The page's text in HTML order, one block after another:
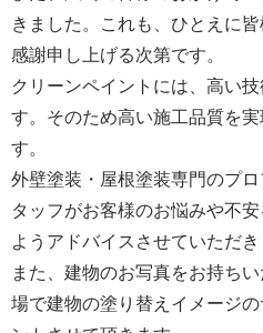
きました。これも、ひとえに
感謝申し上げる次第です。
クリーンペイントには、高い
す。そのため高い施工品質を
す。
外壁塗装・屋根塗装専門のプ
タッフがお客様のお悩みや不
ようアドバイスさせていただき
また、建物のお写真をお持ち
場で建物の塗り替えイメージ